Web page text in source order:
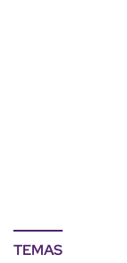
TEMAS